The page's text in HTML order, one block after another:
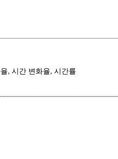
율, 시간 변화율, 시간률